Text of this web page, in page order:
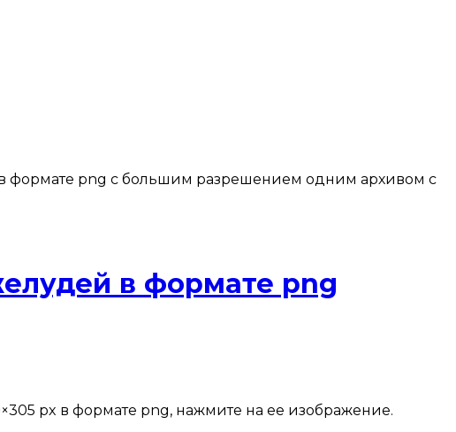
формате png с большим разрешением одним архивом с
в формате png
px в формате png, нажмите на ее изображение.